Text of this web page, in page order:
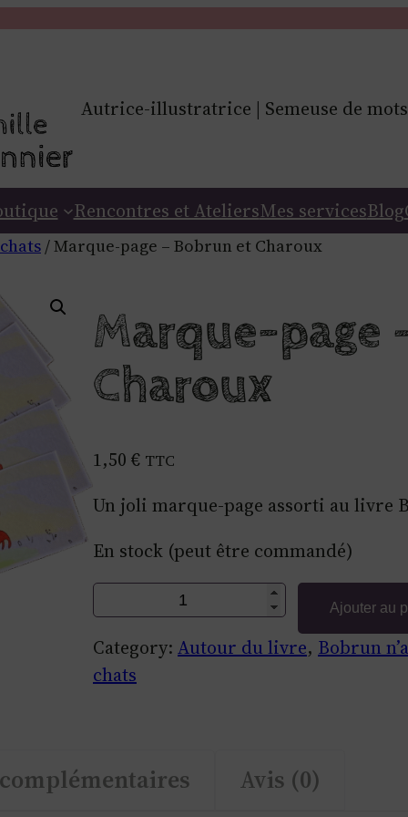
Autrice-illustratrice | Semeuse de
Rencontres et AteliersMes servicesBlog
/ Marque-page – Bobrun et Charoux
Marque-page
Charoux
1,50 € TTC
Un joli marque-page assorti au livre
En stock (peut être commandé)
u
a
n
é
Ajouter au
Category: Autour du livre, Bobrun
chats
Avis (0)